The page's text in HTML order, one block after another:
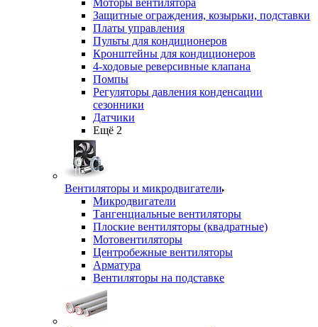
Моторы вентилятора
Защитные ограждения, козырьки, подставки
Платы управления
Пульты для кондиционеров
Кронштейны для кондиционеров
4-ходовые реверсивные клапана
Помпы
Регуляторы давления конденсации
сезонники
Датчики
Ещё 2
Вентиляторы и микродвигатели
Микродвигатели
Тангенциальные вентиляторы
Плоские вентиляторы (квадратные)
Мотовентиляторы
Центробежные вентиляторы
Арматура
Вентиляторы на подставке